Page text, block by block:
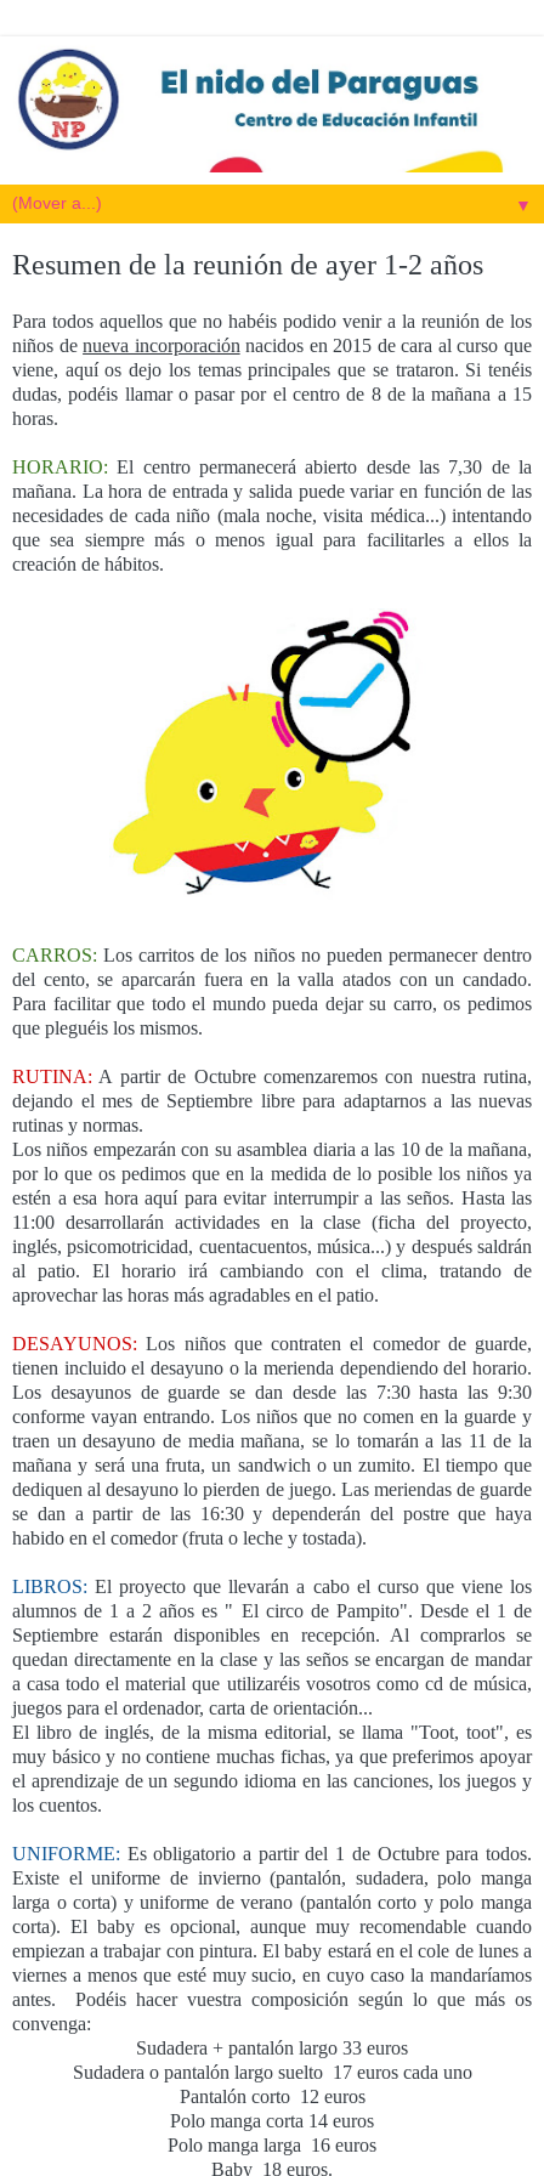
▼
Resumen de la reunión de ayer 1-2 años
Para todos aquellos que no habéis podido venir a la reunión de los
niños denueva incorporación nacidos en 2015 de cara al curso que
viene, aquí os dejo los temas principales que se trataron. Si tenéis
dudas, podéis llamar o pasar por el centro de 8 de la mañana a 15
horas.
HORARIO: El centro permanecerá abierto desde las 7,30 de la
mañana. La hora de entrada y salida puede variar en función de las
necesidades de cada niño (mala noche, visita médica...) intentando
que sea siempre más o menos igual para facilitarles a ellos la
creación de hábitos.
CARROS:Los carritos de los niños no pueden permanecer dentro
del cento, se aparcarán fuera en la valla atados con un candado.
Para facilitar que todo el mundo pueda dejar su carro, os pedimos
que pleguéis los mismos.
RUTINA: A partir de Octubre comenzaremos con nuestra rutina,
dejando el mes de Septiembre libre para adaptarnos a las nuevas
rutinas y normas.
Los niños empezarán con su asamblea diaria a las 10 de la mañana,
por lo que os pedimos que en la medida de lo posible los niños ya
estén a esa hora aquí para evitar interrumpir a las seños. Hasta las
11:00 desarrollarán actividades en la clase (ficha del proyecto,
inglés, psicomotricidad, cuentacuentos, música...) y después saldrán
al patio. El horario irá cambiando con el clima, tratando de
aprovechar las horas más agradables en el patio.
DESAYUNOS: Los niños que contraten el comedor de guarde,
tienen incluido el desayuno o la merienda dependiendo del horario.
Los desayunos de guarde se dan desde las 7:30 hasta las 9:30
conforme vayan entrando. Los niños que no comen en la guarde y
traen un desayuno de media mañana, se lo tomarán a las 11 de la
mañana y será una fruta, un sandwich o un zumito. El tiempo que
dediquen al desayuno lo pierden de juego. Las meriendas de guarde
se dan a partir de las 16:30 y dependerán del postre que haya
habido en el comedor (fruta o leche y tostada).
LIBROS: El proyecto que llevarán a cabo el curso que viene los
alumnos de 1 a 2 años es " El circo de Pampito". Desde el 1 de
Septiembre estarán disponibles en recepción. Al comprarlos se
quedan directamente en la clase y las seños se encargan de mandar
a casa todo el material que utilizaréis vosotros como cd de música,
juegos para el ordenador, carta de orientación...
El libro de inglés, de la misma editorial, se llama "Toot, toot", es
muy básico y no contiene muchas fichas, ya que preferimos apoyar
el aprendizaje de un segundo idioma en las canciones, los juegos y
los cuentos.
UNIFORME: Es obligatorio a partir del 1 de Octubre para todos.
Existe el uniforme de invierno (pantalón, sudadera, polo manga
larga o corta) y uniforme de verano (pantalón corto y polo manga
corta). El baby es opcional, aunque muy recomendable cuando
empiezan a trabajar con pintura. El baby estará en el cole de lunes a
viernes a menos que esté muy sucio, en cuyo caso la mandaríamos
antes. Podéis hacer vuestra composición según lo que más os
convenga:
Sudadera + pantalón largo 33 euros
Sudadera o pantalón largo suelto 17 euros cada uno
Pantalón corto 12 euros
Polo manga corta 14 euros
Polo manga larga 16 euros
Baby 18 euros.